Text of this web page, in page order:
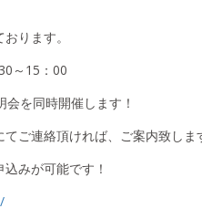
ります。
～15：00
会を同時開催します！
ご連絡頂ければ、ご案内致しま
みが可能です！